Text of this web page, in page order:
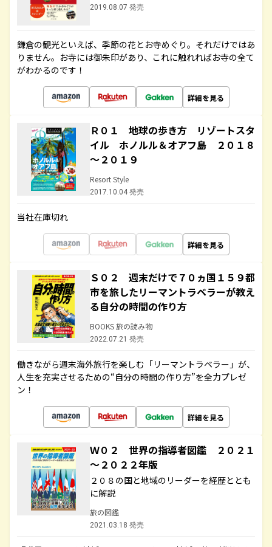
2019.08.07 発売
鎌倉の観光といえば、季節の花とお寺めぐり。それだけではあ
りません。お寺には御朱印があり、これに触れればお寺の全て
がわかるのです！
詳細を見る
Ｒ０１ 地球の歩き方 リゾートスタ
イル ホノルル＆オアフ島 ２０１８
～２０１９
Resort Style
2017.10.04 発売
当社在庫切れ
詳細を見る
Ｓ０２ 週末だけで７０ヵ国１５９都
市を旅したリーマントラベラーが教え
る自分の時間の作り方
BOOKS 旅の読み物
2022.07.21 発売
働きながら週末海外旅行を楽しむ「リーマントラベラー」が、
人生を充実させるための“自分の時間の作り方”を全力プレゼ
ン！
詳細を見る
Ｗ０２ 世界の指導者図鑑 ２０２１
～２０２２年版
２０８の国と地域のリーダーを経歴ととも
に解説
旅の図鑑
2021.03.18 発売